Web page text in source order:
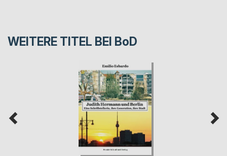
WEITERE TITEL BEI BoD